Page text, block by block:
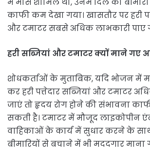
में मांस शामिल था, उनमें दिल की
काफी कम देखा गया। खासतौर पर हरी
और टमाटर सबसे अधिक लाभकारी पाए
हरी सब्जियां और टमाटर क्यों माने गए
शोधकर्ताओं के मुताबिक, यदि भोजन में
कर हरी पत्तेदार सब्जियां और टमाटर
जाएं तो हृदय रोग होने की संभावना
सकती है। टमाटर में मौजूद लाइकोपीन
वाहिकाओं के कार्य में सुधार करने के
बीमारियों से बचाने में भी मददगार माना